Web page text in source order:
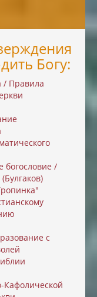
Богу:
/ Правила
богословие /
с
Кафолической